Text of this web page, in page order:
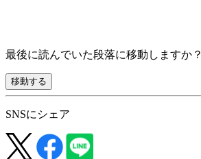
最後に読んでいた段落に移動しますか？
移動する
SNSにシェア